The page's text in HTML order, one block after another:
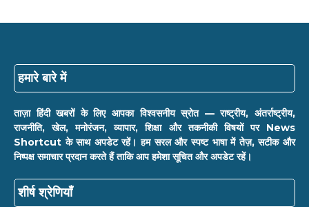
हमारे बारे में
ताज़ा हिंदी खबरों के लिए आपका विश्वसनीय स्रोत — राष्ट्रीय, अंतर्राष्ट्रीय,
राजनीति, खेल, मनोरंजन, व्यापार, शिक्षा और तकनीकी विषयों पर News
Shortcut के साथ अपडेट रहें। हम सरल और स्पष्ट भाषा में तेज़, सटीक और
निष्पक्ष समाचार प्रदान करते हैं ताकि आप हमेशा सूचित और अपडेट रहें।
शीर्ष श्रेणियाँ